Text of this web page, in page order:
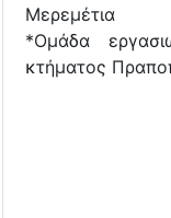
Μερεμέτια
*Ομάδα
κτήματος